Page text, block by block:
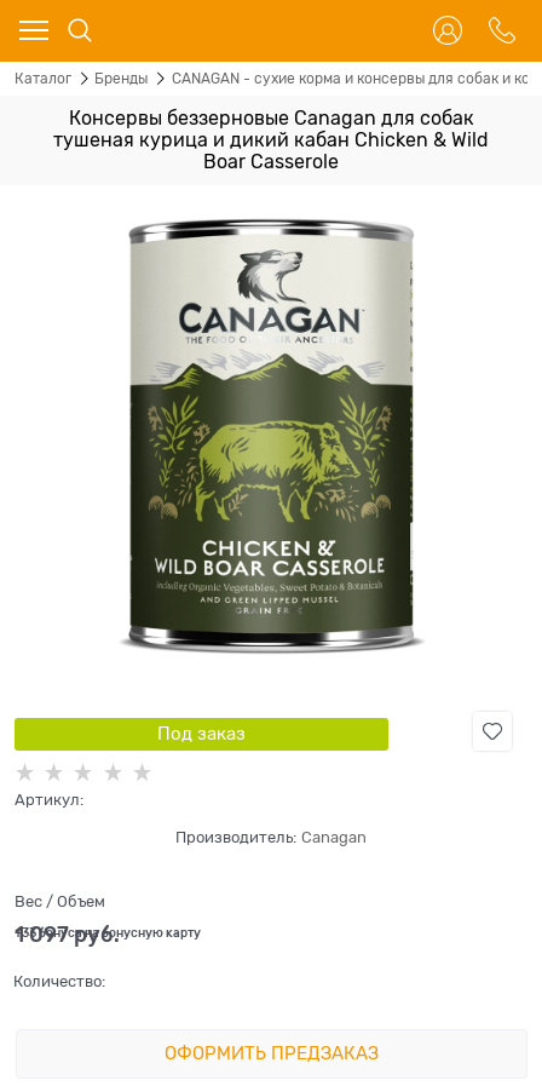
Каталог Бренды CANAGAN - сухие корма и консервы для собак и
Консервы беззерновые Canagan для собак
тушеная курица и дикий кабан Chicken & Wild
Boar Casserole
Под заказ
Артикул:
Производитель: Canagan
Вес / Объем
1 097 руб.
+33 бонуса на бонусную карту
Количество:
ОФОРМИТЬ ПРЕДЗАКАЗ